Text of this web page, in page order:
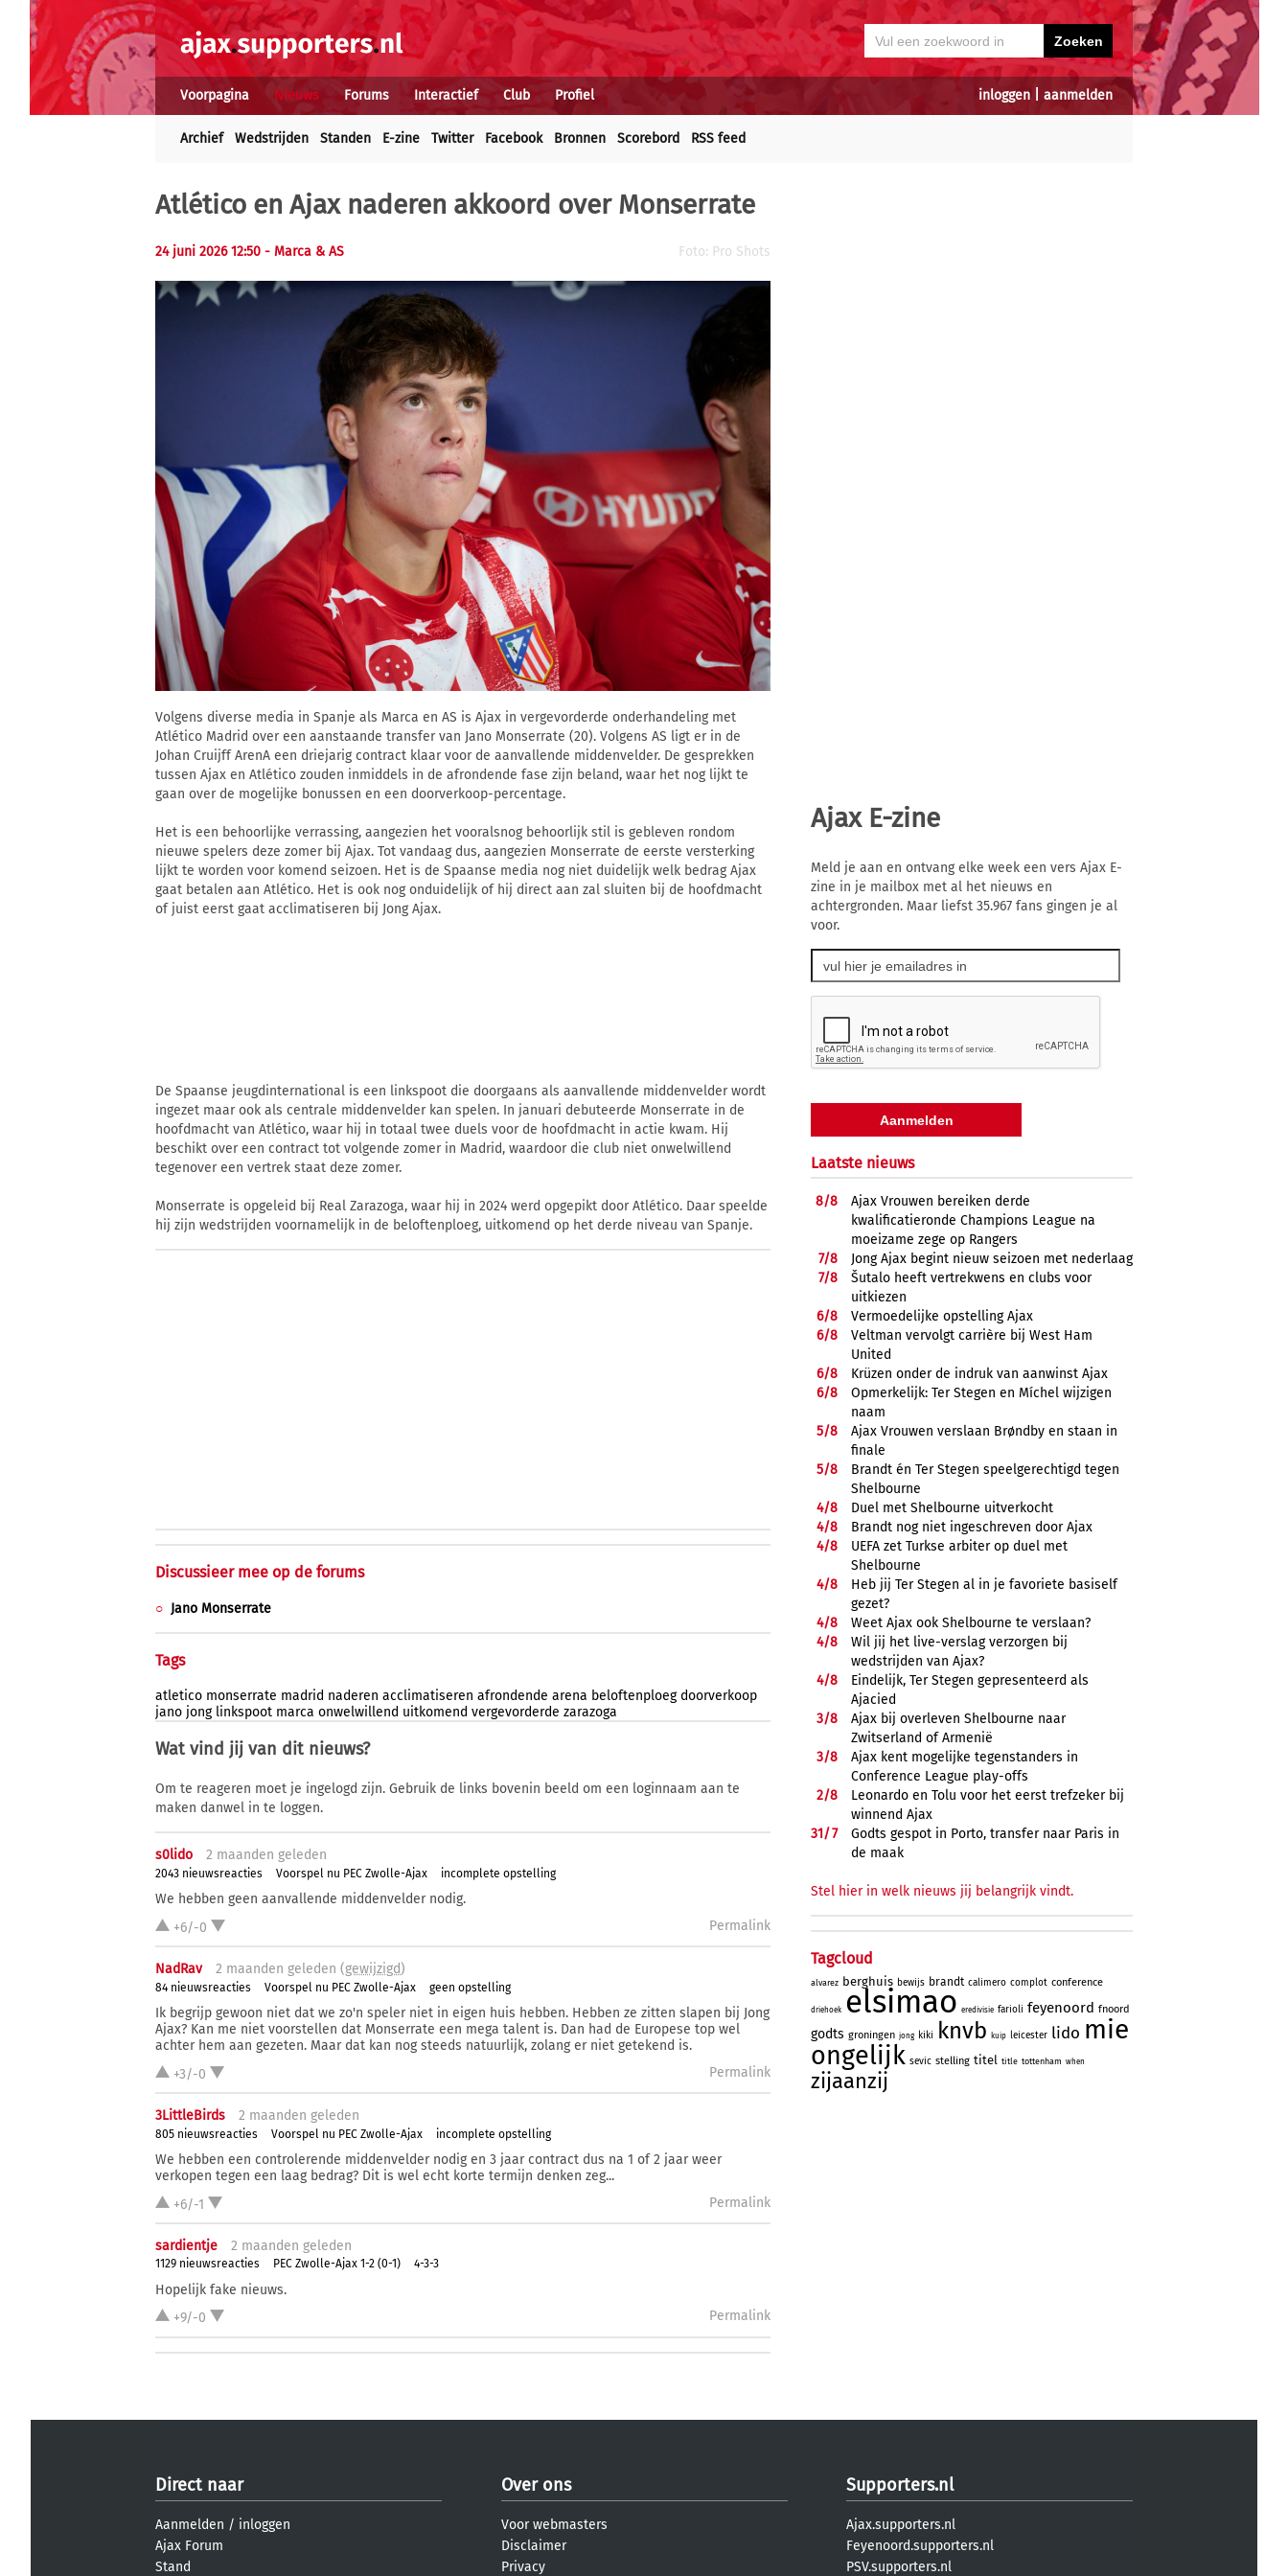
inloggen aanmelden
Voorpagina Nieuws Forums Interactief Club Profiel
Archief Wedstrijden Standen E-zine Twitter Facebook Bronnen Scorebord RSS feed
Atlético en Ajax naderen akkoord over Monserrate
24 juni 2026 12:50 - Marca & AS Foto: Pro Shots
Volgens diverse media in Spanje als Marca en AS is Ajax in vergevorderde onderhandeling met
Atlético Madrid over een aanstaande transfer van Jano Monserrate (20). Volgens AS ligt er in de
Johan Cruijff ArenA een driejarig contract klaar voor de aanvallende middenvelder. De gesprekken
tussen Ajax en Atlético zouden inmiddels in de afrondende fase zijn beland, waar het nog lijkt te
gaan over de mogelijke bonussen en een doorverkoop-percentage.
Het is een behoorlijke verrassing, aangezien het vooralsnog behoorlijk stil is gebleven rondom
nieuwe spelers deze zomer bij Ajax. Tot vandaag dus, aangezien Monserrate de eerste versterking
lijkt te worden voor komend seizoen. Het is de Spaanse media nog niet duidelijk welk bedrag Ajax
gaat betalen aan Atlético. Het is ook nog onduidelijk of hij direct aan zal sluiten bij de hoofdmacht
of juist eerst gaat acclimatiseren bij Jong Ajax.
De Spaanse jeugdinternational is een linkspoot die doorgaans als aanvallende middenvelder wordt
ingezet maar ook als centrale middenvelder kan spelen. In januari debuteerde Monserrate in de
hoofdmacht van Atlético, waar hij in totaal twee duels voor de hoofdmacht in actie kwam. Hij
beschikt over een contract tot volgende zomer in Madrid, waardoor die club niet onwelwillend
tegenover een vertrek staat deze zomer.
Monserrate is opgeleid bij Real Zarazoga, waar hij in 2024 werd opgepikt door Atlético. Daar speelde
hij zijn wedstrijden voornamelijk in de beloftenploeg, uitkomend op het derde niveau van Spanje.
Discussieer mee op de forums
Jano Monserrate
Tags
atletico monserrate madrid naderen acclimatiseren afrondende arena beloftenploeg doorverkoop
jano jong linkspoot marca onwelwillend uitkomend vergevorderde zarazoga
Wat vind jij van dit nieuws?
Om te reageren moet je ingelogd zijn. Gebruik de links bovenin beeld om een loginnaam aan te
maken danwel in te loggen.
s0lido 2 maanden geleden
2043 nieuwsreacties Voorspel nu PEC Zwolle-Ajax incomplete opstelling
We hebben geen aanvallende middenvelder nodig.
+6/-0
Permalink
NadRav 2 maanden geleden (gewijzigd)
84 nieuwsreacties Voorspel nu PEC Zwolle-Ajax geen opstelling
Ik begrijp gewoon niet dat we zo'n speler niet in eigen huis hebben. Hebben ze zitten slapen bij Jong
Ajax? Kan me niet voorstellen dat Monserrate een mega talent is. Dan had de Europese top wel
achter hem aan gezeten. Maar dat kan nog steeds natuurlijk, zolang er niet getekend is.
+3/-0
Permalink
3LittleBirds 2 maanden geleden
805 nieuwsreacties Voorspel nu PEC Zwolle-Ajax incomplete opstelling
We hebben een controlerende middenvelder nodig en 3 jaar contract dus na 1 of 2 jaar weer
verkopen tegen een laag bedrag? Dit is wel echt korte termijn denken zeg...
+6/-1
Permalink
sardientje 2 maanden geleden
1129 nieuwsreacties PEC Zwolle-Ajax 1-2 (0-1) 4-3-3
Hopelijk fake nieuws.
+9/-0
Permalink
Ajax E-zine
Meld je aan en ontvang elke week een vers Ajax E-
zine in je mailbox met al het nieuws en
achtergronden. Maar liefst 35.967 fans gingen je al
voor.
Laatste nieuws
8/8
Ajax Vrouwen bereiken derde
kwalificatieronde Champions League na
moeizame zege op Rangers
7/8
Jong Ajax begint nieuw seizoen met nederlaag
7/8
Šutalo heeft vertrekwens en clubs voor
uitkiezen
6/8
Vermoedelijke opstelling Ajax
6/8
Veltman vervolgt carrière bij West Ham
United
6/8
Krüzen onder de indruk van aanwinst Ajax
6/8
Opmerkelijk: Ter Stegen en Míchel wijzigen
naam
5/8
Ajax Vrouwen verslaan Brøndby en staan in
finale
5/8
Brandt én Ter Stegen speelgerechtigd tegen
Shelbourne
4/8
Duel met Shelbourne uitverkocht
4/8
Brandt nog niet ingeschreven door Ajax
4/8
UEFA zet Turkse arbiter op duel met
Shelbourne
4/8
Heb jij Ter Stegen al in je favoriete basiself
gezet?
4/8
Weet Ajax ook Shelbourne te verslaan?
4/8
Wil jij het live-verslag verzorgen bij
wedstrijden van Ajax?
4/8
Eindelijk, Ter Stegen gepresenteerd als
Ajacied
3/8
Ajax bij overleven Shelbourne naar
Zwitserland of Armenië
3/8
Ajax kent mogelijke tegenstanders in
Conference League play-offs
2/8
Leonardo en Tolu voor het eerst trefzeker bij
winnend Ajax
31/7
Godts gespot in Porto, transfer naar Paris in
de maak
Stel hier in welk nieuws jij belangrijk vindt.
Tagcloud
alvarez berghuis bewijs brandt calimero complot conference
driehoek elsimao eredivisie farioli feyenoord fnoord
godts groningen jong kiki knvb kuip leicester lido mie
ongelijk sevic stelling titel title tottenham when
zijaanzij
Direct naar
Aanmelden / inloggen
Ajax Forum
Stand
Over ons
Voor webmasters
Disclaimer
Privacy
Supporters.nl
Ajax.supporters.nl
Feyenoord.supporters.nl
PSV.supporters.nl